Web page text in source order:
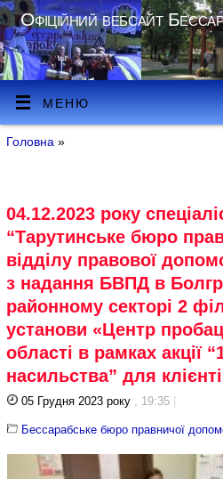
Офіційний вебсайт
МЕНЮ
Головна »
04.12.2023 року
“Тарутинське бюро
відділу правової
з надання БВПД в
районному секторі 2
установи «Центр
області в рамках акції
насильства” для
05 Грудня 2023 року , 19:35
Бессарабське бюро правничої